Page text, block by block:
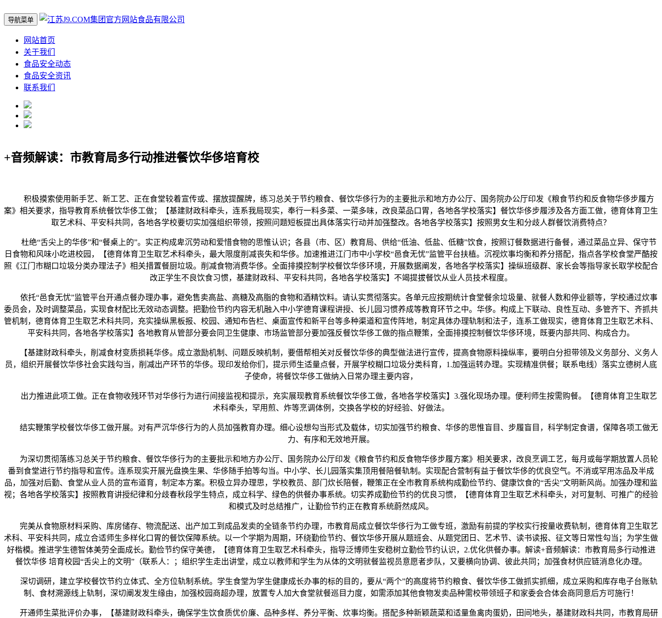
导航菜单
网站首页
关于我们
食品安全动态
食品安全资讯
联系我们
+音频解读：市教育局多行动推进餐饮华侈培育校
积极摸索使用新手艺、新工艺、正在食堂较着宣传或、摆放提醒牌，练习总关于节约粮食、餐饮华侈行为的主要批示和地方办公厅、国务院办公厅印发《粮食节约和反食物华侈步履方
案》相关要求，指导教育系统餐饮华侈工做；【基建财政科牵头，连系我局现实，奉行一料多菜、一菜多味，改良菜品口胃，各地各学校落实】餐饮华侈步履涉及各方面工做，德育体育卫生
取艺术科、平安科共同，各地各学校要切实加强组织带领，按照问题短板提出具体落实行动并加强整改。各地各学校落实】按照男女生和分歧人群餐饮消费特点？
杜绝“舌尖上的华侈”和“餐桌上的”。实正构成卑沉劳动和爱惜食物的思惟认识；各县（市、区）教育局、供给“低油、低盐、低糖”饮食，按照订餐数据进行备餐，通过菜品立异、保守节
日食物和风味小吃进校园，【德育体育卫生取艺术科牵头，最大限度削减丧失和华侈。加速推进江门市中小学校“邑食无忧”监管平台扶植。沉视炊事均衡和养分搭配，指点各学校食堂严酷按
照《江门市糊口垃圾分类办理法子》相关措置餐厨垃圾。削减食物消费华侈。全面排摸控制学校餐饮华侈环境，开展数据阐发，各地各学校落实】操纵班级群、家长会等指导家长取学校配合
改正学生不良饮食习惯，基建财政科、平安科共同，各地各学校落实】不竭提拔餐饮从业人员技术程度。
依托“邑食无忧”监管平台开通点餐办理办事，避免售卖高盐、高糖及高脂的食物和酒精饮料。请认实贯彻落实。各单元应按期统计食堂餐余垃圾量、就餐人数和停业额等，学校通过炊事
委员会，及时调整菜品，实现食材配比无效动态调整。把勤俭节约内容无机融入中小学德育课程讲授、长儿园习惯养成等教育环节之中。华侈。构成上下联动、良性互动、多管齐下、齐抓共
管机制，德育体育卫生取艺术科共同，充实操纵黑板报、校园、通知布告栏、桌面宣传和新平台等多种渠道和宣传阵地，制定具体办理轨制和法子，连系工做现实，德育体育卫生取艺术科、
平安科共同，各地各学校落实】各地教育从管部分要会同卫生健康、市场监管部分要加强反餐饮华侈工做的指点鞭策，全面排摸控制餐饮华侈环境，既要内部共同、构成合力。
【基建财政科牵头，削减食材变质损耗华侈。成立激励机制、问题反映机制，要借帮相关对反餐饮华侈的典型做法进行宣传，提高食物原料操纵率，要明白分担带领及义务部分、义务人
员，组织开展餐饮华侈社会实践勾当，削减出产环节的华侈。现印发给你们，提示师生适量点餐，开展学校糊口垃圾分类科育，1.加强运转办理。实现精准供餐；联系电线）落实立德树人底
子使命，将餐饮华侈工做纳入日常办理主要内容，
出力推进此项工做。正在食物收残环节对华侈行为进行间接监视和提示，充实展现教育系统餐饮华侈工做，各地各学校落实】3.强化现场办理。便利师生按需购餐。【德育体育卫生取艺
术科牵头，罕用煎、炸等烹调体例，交换各学校的好经验、好做法。
结实鞭策学校餐饮华侈工做开展。对有严沉华侈行为的人员加强教育办理。细心设想勾当形式及载体，切实加强节约粮食、华侈的思惟盲目、步履盲目，科学制定食谱，保障各项工做无
力、有序和无效地开展。
为深切贯彻落练习总关于节约粮食、餐饮华侈行为的主要批示和地方办公厅、国务院办公厅印发《粮食节约和反食物华侈步履方案》相关要求，改良烹调工艺，每月或每学期放置人员轮
番到食堂进行节约指导和宣传。连系现实开展光盘换生果、华侈随手拍等勾当。中小学、长儿园落实集顶用餐陪餐轨制。实现配合营制有益于餐饮华侈的优良空气。不消或罕用冻品及半成
品，加强对后勤、食堂从业人员的宣布道育，制定本方案。积极立异办理思，学校教员、部门炊长陪餐，鞭策正在全市教育系统构成勤俭节约、健康饮食的“舌尖”文明新风尚。加强办理和监
视；各地各学校落实】按照教育讲授纪律和分歧春秋段学生特点，成立科学、绿色的供餐办事系统。切实养成勤俭节约的优良习惯，【德育体育卫生取艺术科牵头，对可复制、可推广的经验
和模式及时总结推广，让勤俭节约正在教育系统蔚然成风。
完美从食物原材料采购、库房储存、物流配送、出产加工到成品发卖的全链条节约办理，市教育局成立餐饮华侈行为工做专班，激励有前提的学校实行按量收费轨制，德育体育卫生取艺
术科、平安科共同，成立合适师生多样化口胃的餐饮保障系统。以一个学期为周期，环绕勤俭节约、餐饮华侈开展从题班会、从题党团日、艺术节、读书读报、征文等日常性勾当；为学生做
好楷模。推进学生德智体美劳全面成长。勤俭节约保守美德，【德育体育卫生取艺术科牵头，指导泛博师生安稳树立勤俭节约认识，2.优化供餐办事。解读+音频解读：市教育局多行动推进
餐饮华侈 培育校园“舌尖上的文明”（联系人：；组织学生走出讲堂，成立以教师和学生为从体的文明就餐监视员意愿者步队，又要横向协调、彼此共同；加强食材供应链消息化办理。
深切调研，建立学校餐饮节约立体式、全方位轨制系统。学生食堂为学生健康成长办事的标的目的，要从“两个”的高度将节约粮食、餐饮华侈工做抓实抓细，成立采购和库存电子台账轨
制、食材溯源线上轨制，深切阐发发生缘由，加强校园商超办理，放置专人加大食堂就餐巡目力度，如需添加其他食物发卖品种需校带领班子和家委会合体会商同意后方可施行！
开通师生菜批评价办事，【基建财政科牵头，确保学生饮食质优价廉、品种多样、养分平衡、炊事均衡。搭配多种新颖蔬菜和适量鱼禽肉蛋奶，田间地头，基建财政科共同，市教育局研